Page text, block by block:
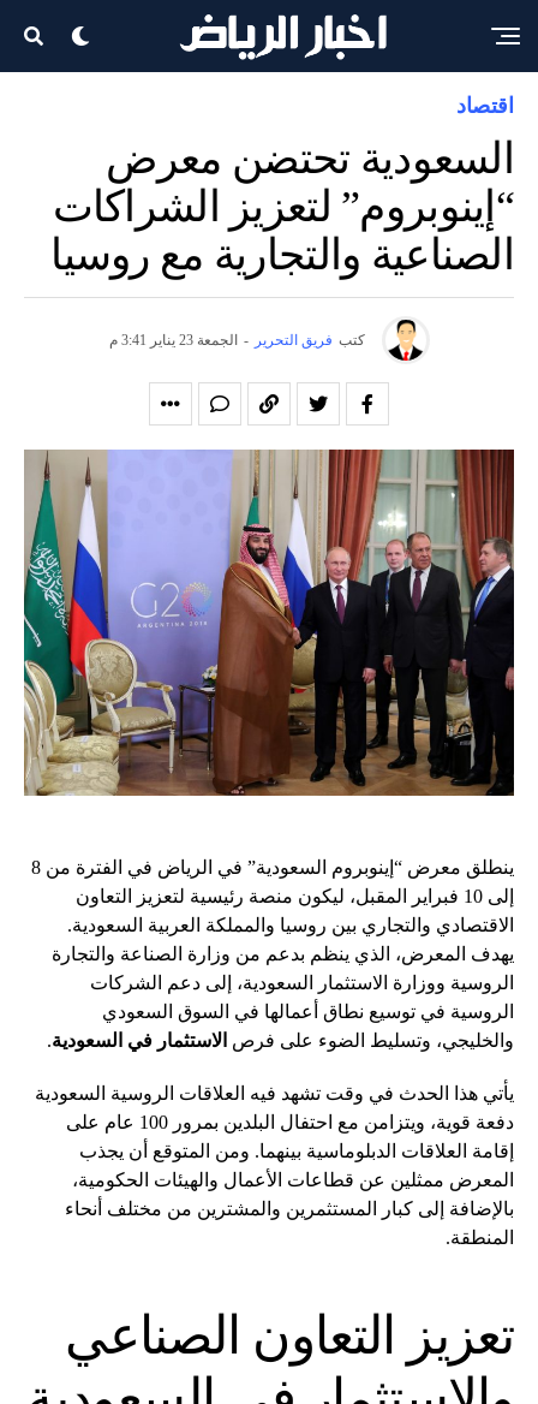
اقتصاد
السعودية تحتضن معرض
“إينوبروم” لتعزيز الشراكات
الصناعية والتجارية مع روسيا
كتب فريق التحرير - الجمعة 23 يناير 3:41 م
ينطلق معرض “إينوبروم السعودية” في الرياض في الفترة من 8
إلى 10 فبراير المقبل، ليكون منصة رئيسية لتعزيز التعاون
الاقتصادي والتجاري بين روسيا والمملكة العربية السعودية.
يهدف المعرض، الذي ينظم بدعم من وزارة الصناعة والتجارة
الروسية ووزارة الاستثمار السعودية، إلى دعم الشركات
الروسية في توسيع نطاق أعمالها في السوق السعودي
والخليجي، وتسليط الضوء على فرص الاستثمار في السعودية.
يأتي هذا الحدث في وقت تشهد فيه العلاقات الروسية السعودية
دفعة قوية، ويتزامن مع احتفال البلدين بمرور 100 عام على
إقامة العلاقات الدبلوماسية بينهما. ومن المتوقع أن يجذب
المعرض ممثلين عن قطاعات الأعمال والهيئات الحكومية،
بالإضافة إلى كبار المستثمرين والمشترين من مختلف أنحاء
المنطقة.
تعزيز التعاون الصناعي